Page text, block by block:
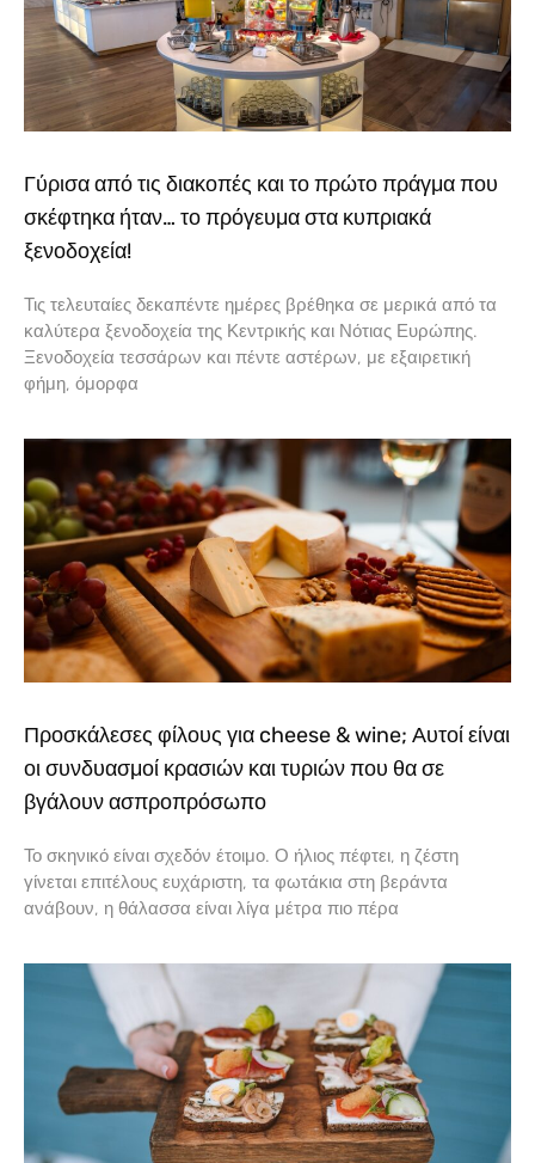
Γύρισα από τις διακοπές και το πρώτο πράγμα που
σκέφτηκα ήταν… το πρόγευμα στα κυπριακά
ξενοδοχεία!
Τις τελευταίες δεκαπέντε ημέρες βρέθηκα σε μερικά από τα
καλύτερα ξενοδοχεία της Κεντρικής και Νότιας Ευρώπης.
Ξενοδοχεία τεσσάρων και πέντε αστέρων, με εξαιρετική
φήμη, όμορφα
Προσκάλεσες φίλους για cheese & wine; Αυτοί είναι
οι συνδυασμοί κρασιών και τυριών που θα σε
βγάλουν ασπροπρόσωπο
Το σκηνικό είναι σχεδόν έτοιμο. Ο ήλιος πέφτει, η ζέστη
γίνεται επιτέλους ευχάριστη, τα φωτάκια στη βεράντα
ανάβουν, η θάλασσα είναι λίγα μέτρα πιο πέρα